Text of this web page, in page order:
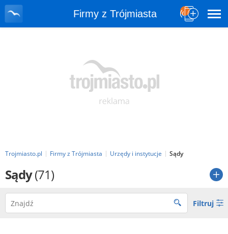
Firmy z Trójmiasta
Trojmiasto.pl Firmy z Trójmiasta Urzędy i instytucje Sądy
Sądy(71)
Filtruj